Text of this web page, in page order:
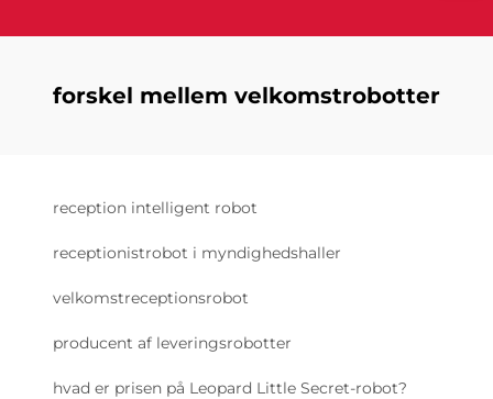
forskel mellem velkomstrobotter
reception intelligent robot
receptionistrobot i myndighedshaller
velkomstreceptionsrobot
producent af leveringsrobotter
hvad er prisen på Leopard Little Secret-robot?